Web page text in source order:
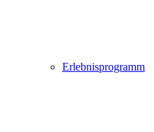
Erlebnisprogramm